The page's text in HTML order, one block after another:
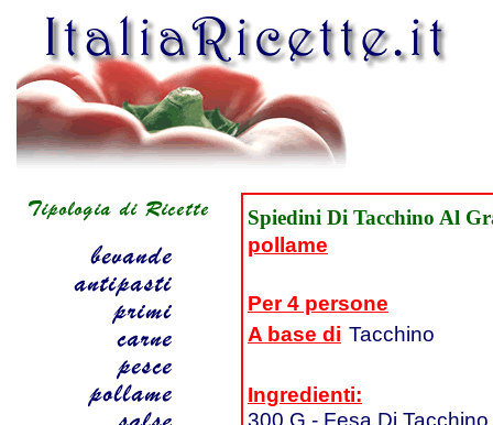
Spiedini Di Tacchino Al
pollame
Per 4 persone
A base di Tacchino
Ingredienti:
300 G - Fesa Di Tacchino